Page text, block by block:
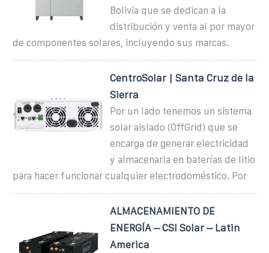
Bolivia que se dedican a la
distribución y venta al por mayor
de componentes solares, incluyendo sus marcas.
CentroSolar | Santa Cruz de la
Sierra
Por un lado tenemos un sistema
solar aislado (OffGrid) que se
encarga de generar electricidad
y almacenarla en baterías de litio
para hacer funcionar cualquier electrodoméstico. Por
ALMACENAMIENTO DE
ENERGÍA – CSI Solar – Latin
America